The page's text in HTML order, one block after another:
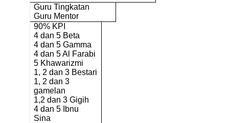
Guru Tingkatan
Guru Mentor
90% KPI
4 dan 5 Beta
4 dan 5 Gamma
4 dan 5 Al Farabi
5 Khawarizmi
1, 2 dan 3 Bestari
1, 2 dan 3
gamelan
1,2 dan 3 Gigih
4 dan 5 Ibnu
Sina